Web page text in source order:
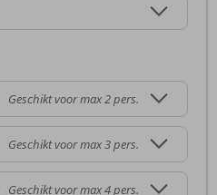
Geschikt voor max 2 pers.
Geschikt voor max 3 pers.
Geschikt voor max 4 pers.